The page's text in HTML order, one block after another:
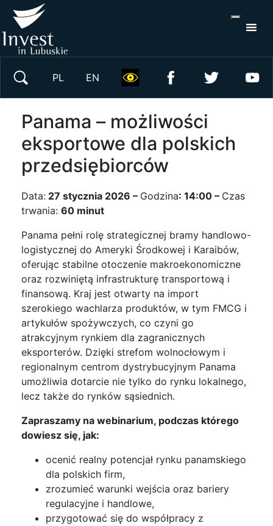
PL EN
Panama – możliwości
eksportowe dla polskich
przedsiębiorców
Data: 27 stycznia 2026 – Godzina: 14:00 – Czas
trwania: 60 minut
Panama pełni rolę strategicznej bramy handlowo-
logistycznej do Ameryki Środkowej i Karaibów,
oferując stabilne otoczenie makroekonomiczne
oraz rozwiniętą infrastrukturę transportową i
finansową. Kraj jest otwarty na import
szerokiego wachlarza produktów, w tym FMCG i
artykułów spożywczych, co czyni go
atrakcyjnym rynkiem dla zagranicznych
eksporterów. Dzięki strefom wolnocłowym i
regionalnym centrom dystrybucyjnym Panama
umożliwia dotarcie nie tylko do rynku lokalnego,
lecz także do rynków sąsiednich.
Zapraszamy na webinarium, podczas którego
dowiesz się, jak:
ocenić realny potencjał rynku panamskiego
dla polskich firm,
zrozumieć warunki wejścia oraz bariery
regulacyjne i handlowe,
przygotować się do współpracy z
Wyszukaj w serwisie